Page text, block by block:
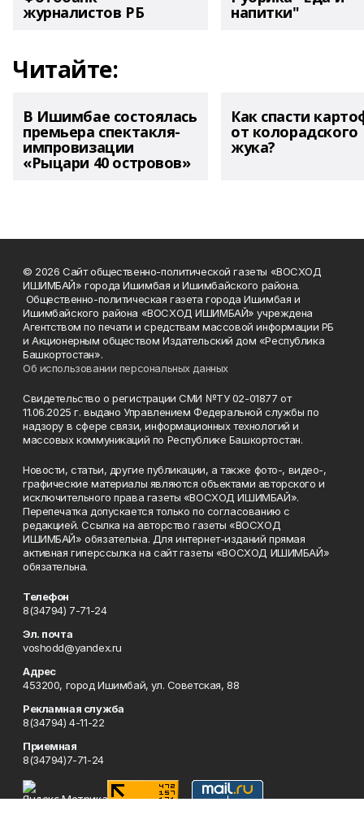
журналистов РБ напитки"
Читайте:
В Ишимбае состоялась
премьера спектакля-
импровизации
«Рыцари 40 островов»
Как спасти
от колорадского
жука?
© 2026 Сайт общественно-политической газеты «ВОСХОД
ИШИМБАЙ» города Ишимбая и Ишимбайского района.
Общественно-политическая газета города Ишимбая и
Ишимбайского района «ВОСХОД ИШИМБАЙ» учреждена
Агентством по печати и средствам массовой информации РБ
и Акционерным обществом Издательский дом «Республика
Башкортостан».
Об использовании персональных данных
Свидетельство о регистрации СМИ №ТУ 02-01877 от
11.06.2025 г. выдано Управлением Федеральной службы по
надзору в сфере связи, информационных технологий и
массовых коммуникаций по Республике Башкортостан.
Новости, статьи, другие публикации, а также фото-, видео-,
графические материалы являются объектами авторского и
исключительного права газеты «ВОСХОД ИШИМБАЙ».
Перепечатка допускается только по согласованию с
редакцией. Ссылка на авторство газеты «ВОСХОД
ИШИМБАЙ» обязательна. Для интернет-изданий прямая
активная гиперссылка на сайт газеты «ВОСХОД ИШИМБАЙ»
обязательна.
Телефон
8(34794) 7-71-24
Эл. почта
voshodd@yandex.ru
Адрес
453200, город Ишимбай, ул. Советская, 88
Рекламная служба
8(34794) 4-11-22
Приемная
8(34794)7-71-24